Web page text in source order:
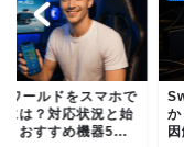
ワールドをスマホで
には？対応状況と始
・おすすめ機器5...